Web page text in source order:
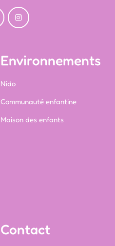
Environnements
Nido
Communauté enfantine
Maison des enfants
Contact